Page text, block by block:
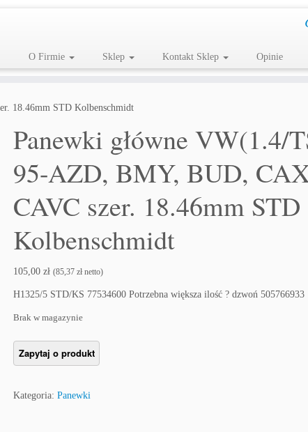
O Firmie Sklep Kontakt Sklep Opinie
18.46mm STD Kolbenschmidt
Panewki główne VW(1.4/
95-AZD, BMY, BUD,
CAVC szer. 18.46mm STD
Kolbenschmidt
105,00zł (85,37zł netto)
H1325/5 STD/KS 77534600 Potrzebna większa ilość ? dzwoń 505766933
Brak w magazynie
Kategoria:Panewki